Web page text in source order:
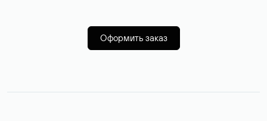
Оформить заказ